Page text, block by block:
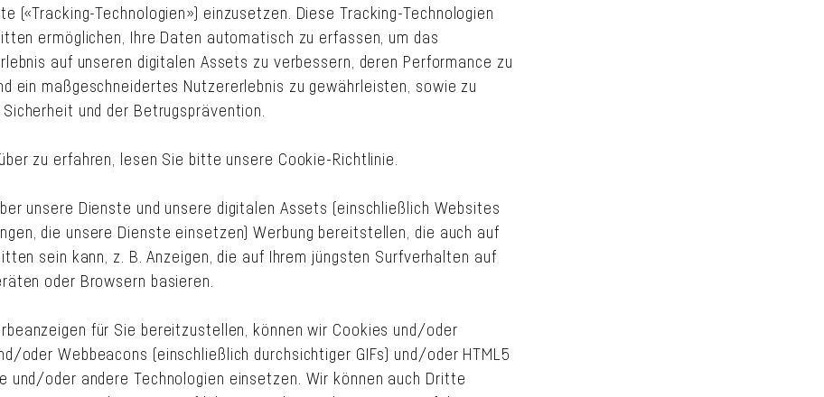
(«Tracking-Technologien») einzusetzen. Diese Tracking-Technologien
ermöglichen, Ihre Daten automatisch zu erfassen, um das
auf unseren digitalen Assets zu verbessern, deren Performance zu
ein maßgeschneidertes Nutzererlebnis zu gewährleisten, sowie zu
und der Betrugsprävention.
zu erfahren, lesen Sie bitte unsere Cookie-Richtlinie.
unsere Dienste und unsere digitalen Assets (einschließlich Websites
die unsere Dienste einsetzen) Werbung bereitstellen, die auch auf
sein kann, z. B. Anzeigen, die auf Ihrem jüngsten Surfverhalten auf
oder Browsern basieren.
für Sie bereitzustellen, können wir Cookies und/oder
oder Webbeacons (einschließlich durchsichtiger GIFs) und/oder HTML5
und/oder andere Technologien einsetzen. Wir können auch Dritte